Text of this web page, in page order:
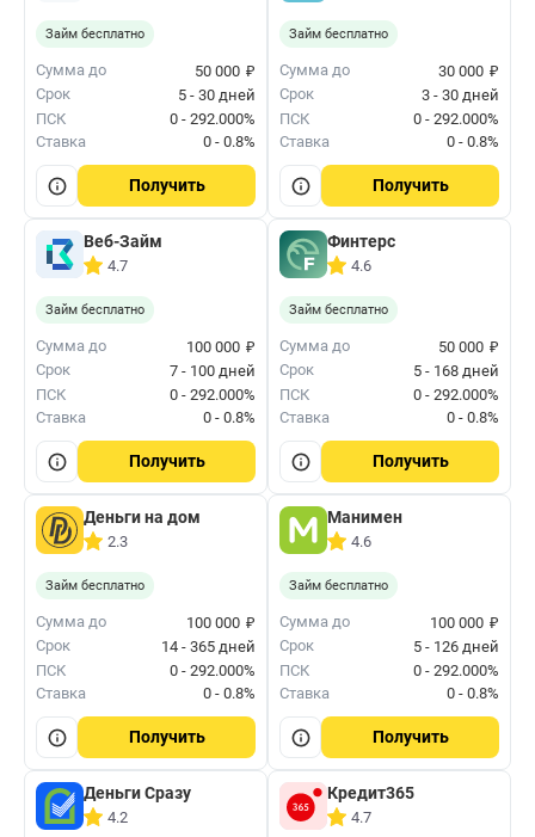
Займ бесплатно
Сумма до 50 000 ₽
Срок
5 - 30 дней
ПСК
0 - 292.000%
Ставка
0 - 0.8%
Получить
Займ бесплатно
Сумма до 30 000 ₽
Срок
3 - 30 дней
ПСК
0 - 292.000%
Ставка
0 - 0.8%
Получить
Веб-Займ
4.7
Займ бесплатно
Сумма до 100 000 ₽
Срок
7 - 100 дней
ПСК
0 - 292.000%
Ставка
0 - 0.8%
Получить
Финтерс
4.6
Займ бесплатно
Сумма до 50 000 ₽
Срок
5 - 168 дней
ПСК
0 - 292.000%
Ставка
0 - 0.8%
Получить
Деньги на дом
2.3
Займ бесплатно
Сумма до 100 000 ₽
Срок
14 - 365 дней
ПСК
0 - 292.000%
Ставка
0 - 0.8%
Получить
Манимен
4.6
Займ бесплатно
Сумма до 100 000 ₽
Срок
5 - 126 дней
ПСК
0 - 292.000%
Ставка
0 - 0.8%
Получить
Деньги Сразу
4.2
Кредит365
4.7